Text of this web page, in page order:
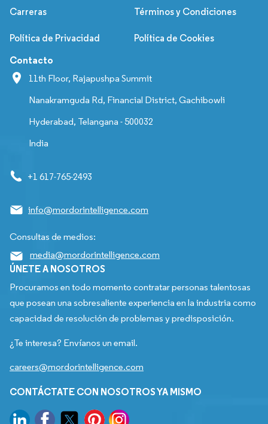
Carreras Términos y Condiciones
Política de Privacidad Política de Cookies
Contacto
11th Floor, Rajapushpa Summit
Nanakramguda Rd, Financial District, Gachibowli
Hyderabad, Telangana - 500032
India
+1 617-765-2493
info@mordorintelligence.com
Consultas de medios:
media@mordorintelligence.com
ÚNETE A NOSOTROS
Procuramos en todo momento contratar personas talentosas
que posean una sobresaliente experiencia en la industria como
capacidad de resolución de problemas y predisposición.
¿Te interesa? Envíanos un email.
careers@mordorintelligence.com
CONTÁCTATE CON NOSOTROS YA MISMO